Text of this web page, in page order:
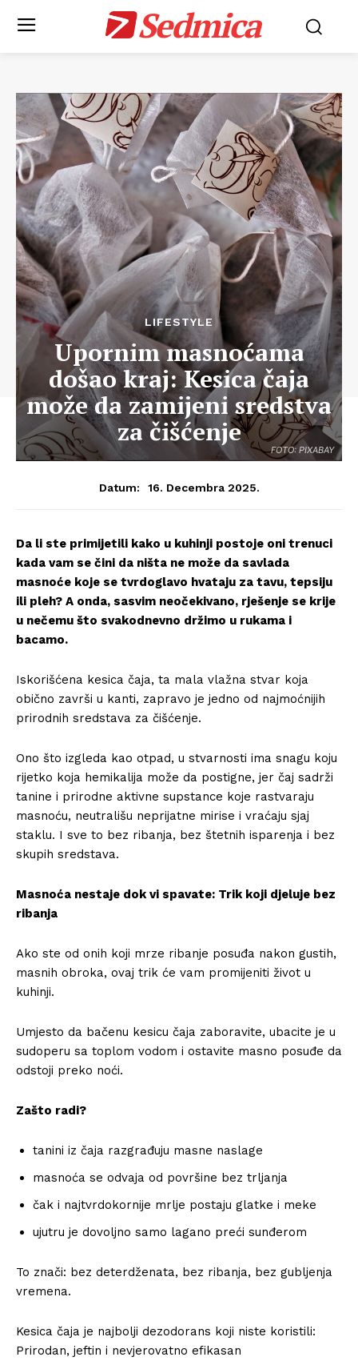
Sedmica
FOTO: PIXABAY
LIFESTYLE
Upornim masnoćama
došao kraj: Kesica čaja
može da zamijeni sredstva
za čišćenje
Datum: 16. Decembra 2025.
Da li ste primijetili kako u kuhinji postoje oni trenuci
kada vam se čini da ništa ne može da savlada
masnoće koje se tvrdoglavo hvataju za tavu, tepsiju
ili pleh? A onda, sasvim neočekivano, rješenje se krije
u nečemu što svakodnevno držimo u rukama i
bacamo.
Iskorišćena kesica čaja, ta mala vlažna stvar koja
obično završi u kanti, zapravo je jedno od najmoćnijih
prirodnih sredstava za čišćenje.
Ono što izgleda kao otpad, u stvarnosti ima snagu koju
rijetko koja hemikalija može da postigne, jer čaj sadrži
tanine i prirodne aktivne supstance koje rastvaraju
masnoću, neutrališu neprijatne mirise i vraćaju sjaj
staklu. I sve to bez ribanja, bez štetnih isparenja i bez
skupih sredstava.
Masnoća nestaje dok vi spavate: Trik koji djeluje bez
ribanja
Ako ste od onih koji mrze ribanje posuđa nakon gustih,
masnih obroka, ovaj trik će vam promijeniti život u
kuhinji.
Umjesto da bačenu kesicu čaja zaboravite, ubacite je u
sudoperu sa toplom vodom i ostavite masno posuđe da
odstoji preko noći.
Zašto radi?
tanini iz čaja razgrađuju masne naslage
masnoća se odvaja od površine bez trljanja
čak i najtvrdokornije mrlje postaju glatke i meke
ujutru je dovoljno samo lagano preći sunđerom
To znači: bez deterdženata, bez ribanja, bez gubljenja
vremena.
Kesica čaja je najbolji dezodorans koji niste koristili:
Prirodan, jeftin i nevjerovatno efikasan